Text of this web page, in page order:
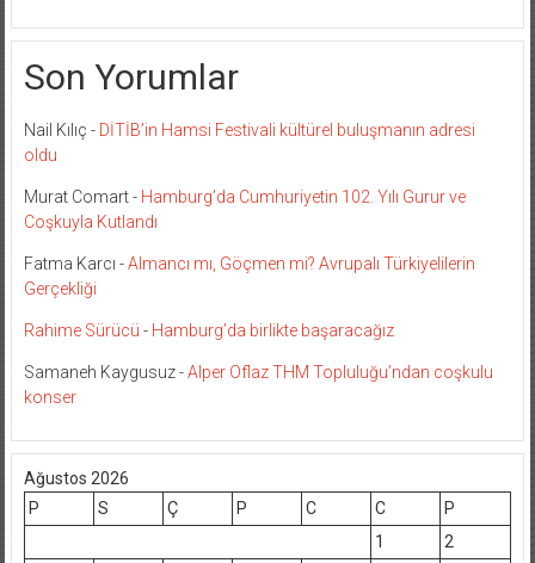
Son Yorumlar
Nail Kılıç - DİTİB’in Hamsi Festivali kültürel buluşmanın adresi
oldu
Murat Comart- Hamburg’da Cumhuriyetin 102. Yılı Gurur ve
Coşkuyla Kutlandı
Fatma Karcı -Almancı mı, Göçmen mi? Avrupalı Türkiyelilerin
Gerçekliği
Rahime Sürücü - Hamburg’da birlikte başaracağız
Samaneh Kaygusuz-Alper Oflaz THM Topluluğu’ndan coşkulu
konser
Ağustos 2026
P
S Ç P C C
P
1
2